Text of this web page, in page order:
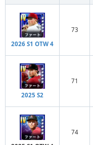
2026 S1 OTW 4
73
2025 S2
71
74